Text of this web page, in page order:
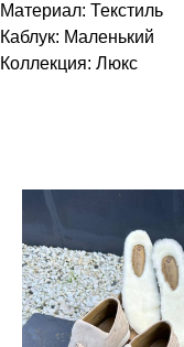
Материал: Текстиль
Каблук: Маленький
Коллекция: Люкс